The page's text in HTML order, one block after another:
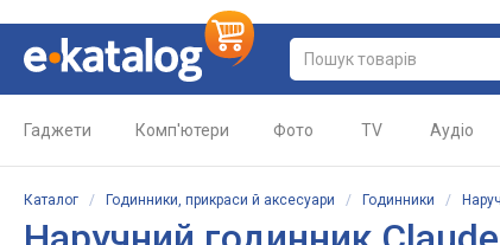
Гаджети Комп'ютери Фото TV Аудіо
Каталог / Годинники, прикраси й аксесуари / Годинники /